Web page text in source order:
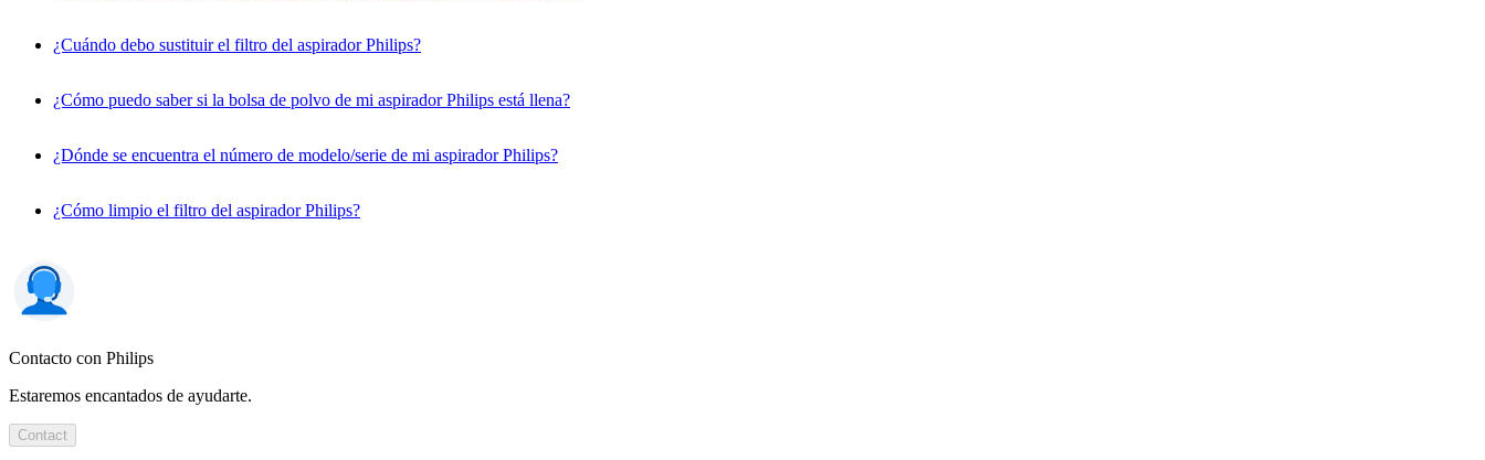
¿Cuándo debo sustituir el filtro del aspirador Philips?
¿Cómo puedo saber si la bolsa de polvo de mi aspirador Philips está llena?
¿Dónde se encuentra el número de modelo/serie de mi aspirador Philips?
¿Cómo limpio el filtro del aspirador Philips?
Contacto con Philips
Estaremos encantados de ayudarte.
Contact